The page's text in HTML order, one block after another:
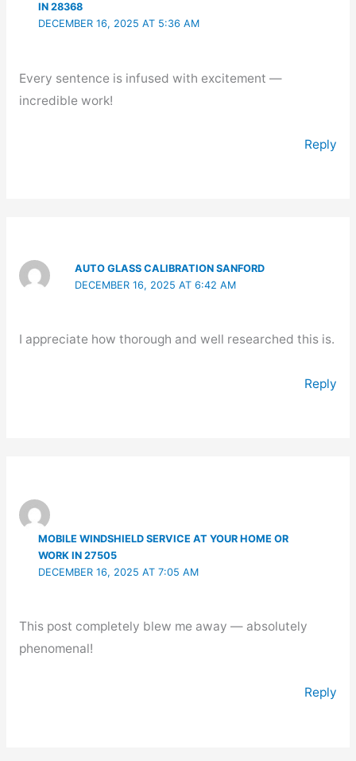
IN 28368
DECEMBER 16, 2025 AT 5:36 AM
Every sentence is infused with excitement —
incredible work!
Reply
AUTO GLASS CALIBRATION SANFORD
DECEMBER 16, 2025 AT 6:42 AM
I appreciate how thorough and well researched this is.
Reply
MOBILE WINDSHIELD SERVICE AT YOUR HOME OR
WORK IN 27505
DECEMBER 16, 2025 AT 7:05 AM
This post completely blew me away — absolutely
phenomenal!
Reply